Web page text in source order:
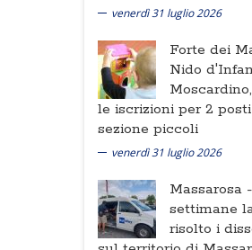
venerdì 31 luglio 2026
Forte dei
Nido
le iscrizioni per 2
sezione piccoli
venerdì 31 luglio 2026
Massarosa -
settimane
risolto i